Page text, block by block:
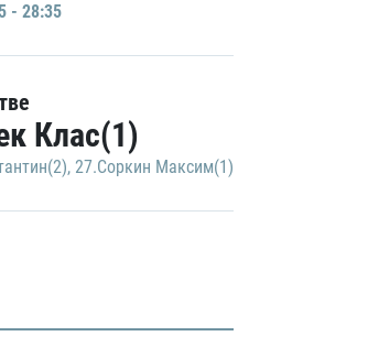
- 28:35
Клас(1)
, 27.Соркин Максим(1)